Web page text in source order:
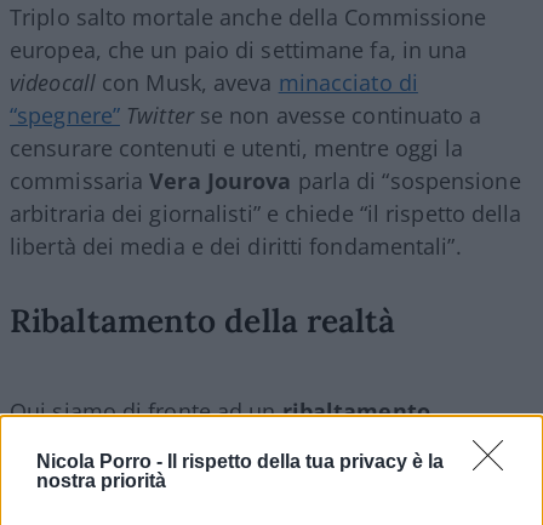
Nicola Porro -
Il rispetto della tua privacy è la
nostra priorità
Triplo salto mortale anche della Commissione
europea, che un paio di settimane fa, in una
videocallcon Musk, aveva minacciato di
“spegnere” Twitterse non avesse continuato a
censurare contenuti e utenti, mentre oggi la
commissariaVera Jourova parla di “sospensione
arbitraria dei giornalisti” e chiede “il rispetto della
libertà dei media e dei diritti fondamentali”.
Ribaltamento della realtà
Qui siamo di fronte ad unribaltamento
della realtà. Non si tratta
minimamente di una censura “politica”, né di